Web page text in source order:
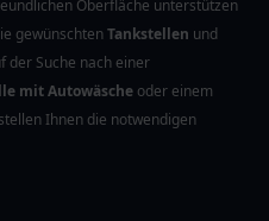
Oberfläche unterstützen
gewünschtenTankstellen und
der Suche nach einer
mit Autowäsche oder einem
Ihnen die notwendigen